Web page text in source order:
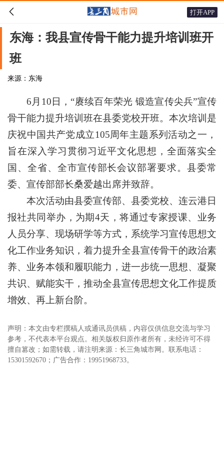
 打开APP
东海：我县宣传骨干能力提升培训班开
班
来源：东海
6月10日，“赓续百年荣光 锻造宣传尖兵”宣传
骨干能力提升培训班在县委党校开班。本次培训是
庆祝中国共产党成立105周年主题系列活动之一，
旨在深入学习贯彻习近平文化思想，全面落实全
国、全省、全市宣传部长会议部署要求。县委常
委、宣传部部长桑爱越出席并致辞。
本次活动由县委宣传部、县委党校、连云港日
报社共同举办，为期4天，将通过专家授课、业务
人员分享、现场研学等方式，系统学习宣传思想文
化工作业务知识，着力提升全县宣传骨干的政治素
养、业务本领和履职能力，进一步统一思想、凝聚
共识、赋能实干，推动全县宣传思想文化工作提质
增效、再上新台阶。
声明：本文由专栏撰稿人或通讯员供稿，内容仅供信息交流与学习
参考，不代表本平台观点。相关版权归原作者所有，未经许可不得
擅自篡改；如需转载，请注明来源：长三角城市网。联系电话：
15301592670；广告合作：19951968733。